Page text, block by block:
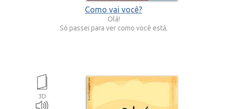
Como vai você?
Olá!
Só passei para ver como você está.
3D